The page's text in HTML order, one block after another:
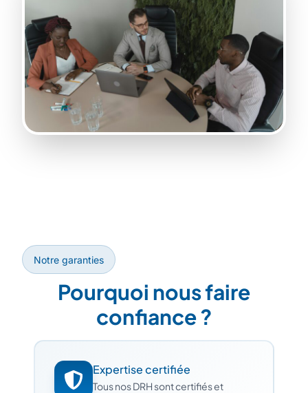
Notre garanties
Pourquoi nous faire
confiance ?
Expertise certifiée
Tous nos DRH sont certifiés et